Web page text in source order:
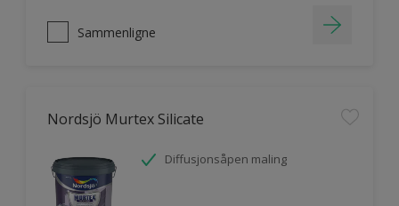
Sammenligne
Nordsjö Murtex Silicate
Diffusjonsåpen maling